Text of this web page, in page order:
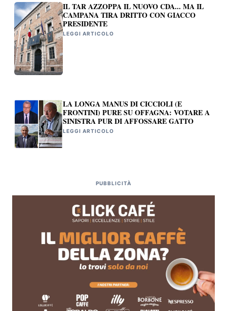
IL TAR AZZOPPA IL NUOVO CDA... MA IL
CAMPANA TIRA DRITTO CON GIACCO
PRESIDENTE
LEGGI ARTICOLO
LA LONGA MANUS DI CICCIOLI (E
FRONTINI) PURE SU OFFAGNA: VOTARE A
SINISTRA PUR DI AFFOSSARE GATTO
LEGGI ARTICOLO
PUBBLICITÀ